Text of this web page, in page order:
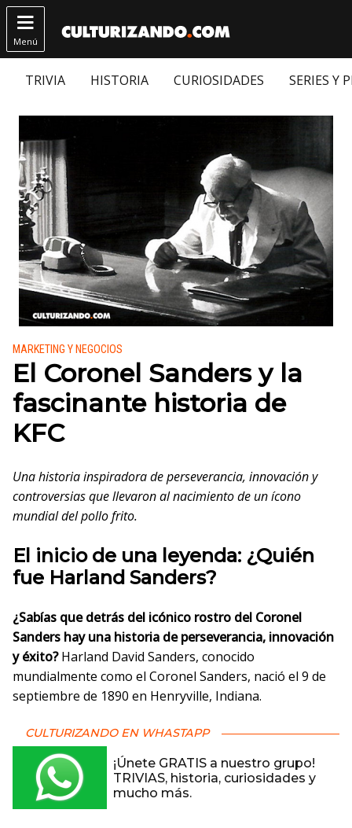

Menú
TRIVIA HISTORIA CURIOSIDADES SERIES Y
Publicado en:
MARKETING Y NEGOCIOS
El Coronel Sanders y la
fascinante historia de
KFC
Una historia inspiradora de perseverancia, innovación y
controversias que llevaron al nacimiento de un ícono
mundial del pollo frito.
El inicio de una leyenda: ¿Quién
fue Harland Sanders?
¿Sabías que detrás del icónico rostro del Coronel
Sanders hay una historia de perseverancia, innovación
y éxito?Harland David Sanders, conocido
mundialmente como el Coronel Sanders, nació el 9 de
septiembre de 1890 en Henryville, Indiana.
CULTURIZANDO EN WHASTAPP
¡Únete GRATIS a nuestro grupo!
TRIVIAS, historia, curiosidades y
mucho más.